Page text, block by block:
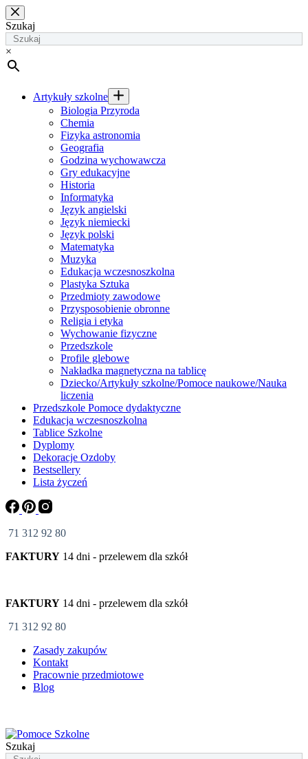
Przejdź
do
treści
Szukaj
×
Artykuły szkolne
Biologia Przyroda
Chemia
Fizyka astronomia
Geografia
Godzina wychowawcza
Gry edukacyjne
Historia
Informatyka
Język angielski
Język niemiecki
Język polski
Matematyka
Muzyka
Edukacja wczesnoszkolna
Plastyka Sztuka
Przedmioty zawodowe
Przysposobienie obronne
Religia i etyka
Wychowanie fizyczne
Przedszkole
Profile glebowe
Nakładka magnetyczna na tablicę
Dziecko/Artykuły szkolne/Pomoce naukowe/Nauka
liczenia
Przedszkole Pomoce dydaktyczne
Edukacja wczesnoszkolna
Tablice Szkolne
Dyplomy
Dekoracje Ozdoby
Bestsellery
Lista życzeń
71 312 92 80
FAKTURY 14 dni - przelewem dla szkół
FAKTURY 14 dni - przelewem dla szkół
71 312 92 80
Zasady zakupów
Kontakt
Pracownie przedmiotowe
Blog
Szukaj